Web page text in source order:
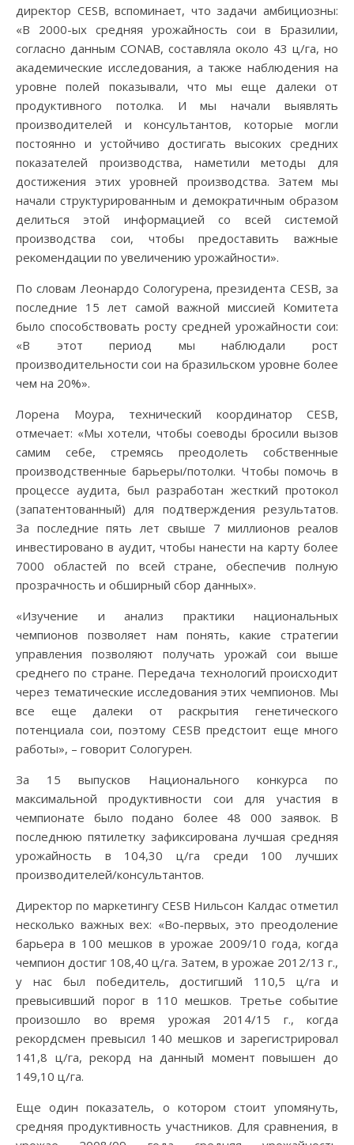
директор CESB, вспоминает, что задачи амбициозны:
«В 2000-ых средняя урожайность сои в Бразилии,
согласно данным CONAB, составляла около 43 ц/га, но
академические исследования, а также наблюдения на
уровне полей показывали, что мы еще далеки от
продуктивного потолка. И мы начали выявлять
производителей и консультантов, которые могли
постоянно и устойчиво достигать высоких средних
показателей производства, наметили методы для
достижения этих уровней производства. Затем мы
начали структурированным и демократичным образом
делиться этой информацией со всей системой
производства сои, чтобы предоставить важные
рекомендации по увеличению урожайности».
По словам Леонардо Сологурена, президента CESB, за
последние 15 лет самой важной миссией Комитета
было способствовать росту средней урожайности сои:
«В этот период мы наблюдали рост
производительности сои на бразильском уровне более
чем на 20%».
Лорена Моура, технический координатор CESB,
отмечает: «Мы хотели, чтобы соеводы бросили вызов
самим себе, стремясь преодолеть собственные
производственные барьеры/потолки. Чтобы помочь в
процессе аудита, был разработан жесткий протокол
(запатентованный) для подтверждения результатов.
За последние пять лет свыше 7 миллионов реалов
инвестировано в аудит, чтобы нанести на карту более
7000 областей по всей стране, обеспечив полную
прозрачность и обширный сбор данных».
«Изучение и анализ практики национальных
чемпионов позволяет нам понять, какие стратегии
управления позволяют получать урожай сои выше
среднего по стране. Передача технологий происходит
через тематические исследования этих чемпионов. Мы
все еще далеки от раскрытия генетического
потенциала сои, поэтому CESB предстоит еще много
работы», – говорит Сологурен.
За 15 выпусков Национального конкурса по
максимальной продуктивности сои для участия в
чемпионате было подано более 48 000 заявок. В
последнюю пятилетку зафиксирована лучшая средняя
урожайность в 104,30 ц/га среди 100 лучших
производителей/консультантов.
Директор по маркетингу CESB Нильсон Калдас отметил
несколько важных вех: «Во-первых, это преодоление
барьера в 100 мешков в урожае 2009/10 года, когда
чемпион достиг 108,40 ц/га. Затем, в урожае 2012/13 г.,
у нас был победитель, достигший 110,5 ц/га и
превысивший порог в 110 мешков. Третье событие
произошло во время урожая 2014/15 г., когда
рекордсмен превысил 140 мешков и зарегистрировал
141,8 ц/га, рекорд на данный момент повышен до
149,10 ц/га.
Еще один показатель, о котором стоит упомянуть,
средняя продуктивность участников. Для сравнения, в